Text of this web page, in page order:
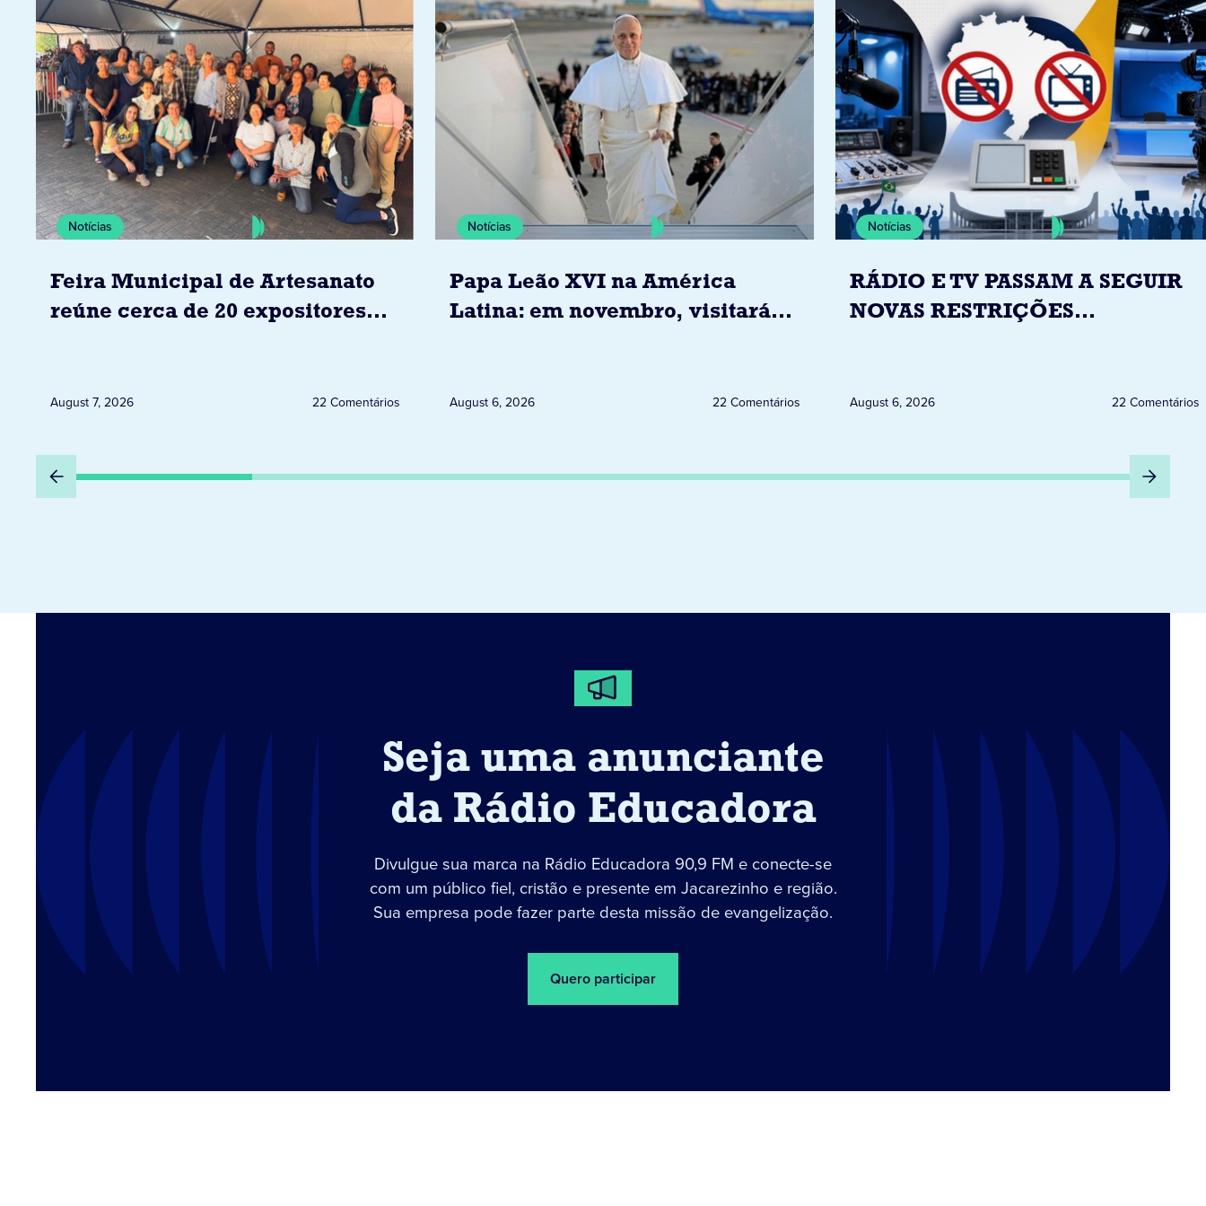
Notícias
Feira Municipal de Artesanato
reúne cerca de 20 expositores
August 7, 2026 22 Comentários
Notícias
Papa Leão XVI na América
Latina: em novembro, visitará
August 6, 2026 22 Comentários
Notícias
RÁDIO E TV PASSAM A SEGUIR
NOVAS RESTRIÇÕES
August 6, 2026 22 Comentários
Seja uma anunciante
da Rádio Educadora
Divulgue sua marca na Rádio Educadora 90,9 FM e conecte-se
com um público fiel, cristão e presente em Jacarezinho e região.
Sua empresa pode fazer parte desta missão de evangelização.
Quero participar